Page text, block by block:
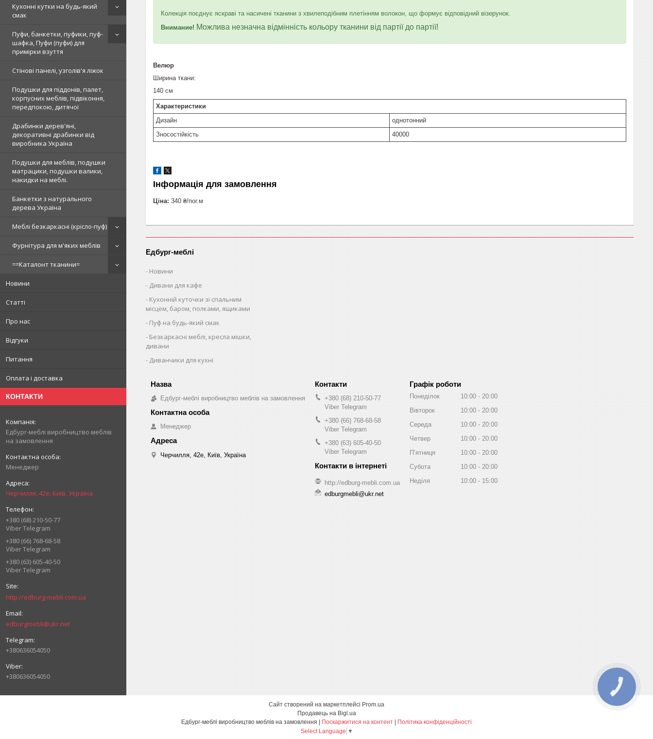
Кухонні кутки на будь-який
смак
Пуфи, банкетки, пуфики, пуф-
шафка, Пуфи (пуфи) для
примірки взуття
Стінові панелі, узголів'я ліжок
Подушки для піддонів, палет,
корпусних меблів, підвіконня,
передпокою, дитячої
Драбинки дерев'яні,
декоративні драбинки від
виробника Україна
Подушки для меблів, подушки
матрацики, подушки валики,
накидки на меблі.
Банкетки з натурального
дерева Україна
Меблі безкаркасні (крісло-пуф)
Фурнітура для м'яких меблів
==Каталонт тканини=
Новини
Статті
Про нас
Відгуки
Питання
Оплата і доставка
КОНТАКТИ
Едбург-меблі виробництво меблів
на замовлення
Менеджер
Черчилля, 42е, Київ, Україна
+380 (68) 210-50-77
Viber Telegram
+380 (66) 768-68-58
Viber Telegram
+380 (63) 605-40-50
Viber Telegram
http://edburg-mebli.com.ua
edburgmebli@ukr.net
+380636054050
+380636054050
Колекція поєднує яскраві та насичені тканини з хвилеподібним плетінням волокон, що формує відповідний візерунок.
Внимание! Можлива незначна відмінність кольору тканини від партії до партії!
Велюр
Ширина ткани:
140 см
Характеристики
Дизайн
однотонний
Зносостійкість
40000
Інформація для замовлення
Ціна: 340 ₴/пог.м
Едбург-меблі
Новини
Дивани для кафе
Кухонній куточки зі спальним
місцем, баром, полками, ящиками
Пуф на будь-який смак
Безкаркасні меблі, кресла мішки,
дивани
Диванчики для кухні
Едбург-меблі виробництво меблів на замовлення
Менеджер
Черчилля, 42е, Київ, Україна
+380 (68) 210-50-77
Viber Telegram
+380 (66) 768-68-58
Viber Telegram
+380 (63) 605-40-50
Viber Telegram
http://edburg-mebli.com.ua
edburgmebli@ukr.net
Графік роботи
Понеділок 10:00
20:00
Вівторок
10:00
20:00
Середа
10:00
20:00
Четвер
10:00
20:00
Пʼятниця
10:00
20:00
Субота
10:00
20:00
Неділя
10:00 15:00
Сайт створений на маркетплейсі Prom.ua
Продавець на Bigl.ua
Поскаржитися на контент
Політика конфіденційності
Select Language ▼
КНОПКА
ЗВ'ЯЗКУ